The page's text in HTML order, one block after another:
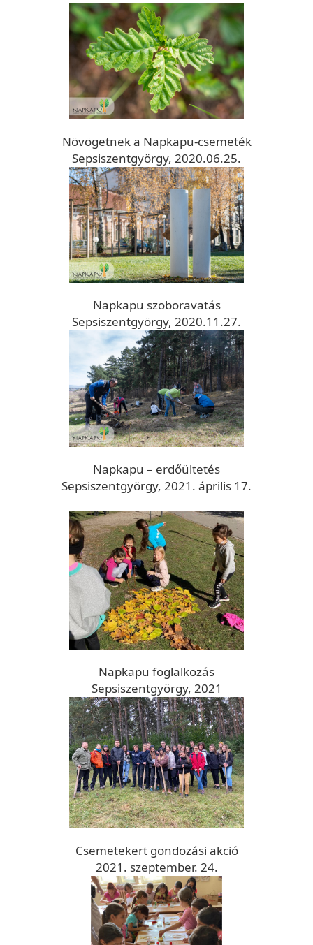
Növögetnek a Napkapu-csemeték
Sepsiszentgyörgy, 2020.06.25.
Napkapu szoboravatás
Sepsiszentgyörgy, 2020.11.27.
Napkapu – erdőültetés
Sepsiszentgyörgy, 2021. április 17.
Napkapu foglalkozás
Sepsiszentgyörgy, 2021
Csemetekert gondozási akció
2021. szeptember. 24.